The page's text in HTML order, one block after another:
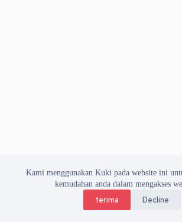
Kami menggunakan Kuki pada website ini
kemudahan anda dalam mengakses
terima Decline